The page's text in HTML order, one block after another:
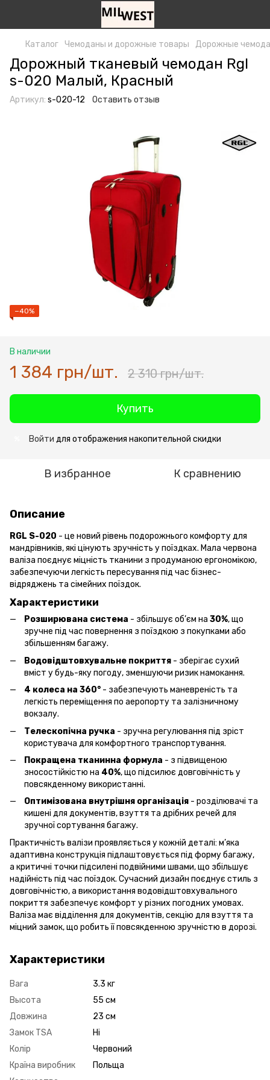
Каталог Чемоданы и дорожные товары Дорожные
Дорожный тканевый чемодан Rgl
s-020 Малый, Красный
Артикул: s-020-12 Оставить отзыв
−40%
В наличии
1 384 грн/шт. 2 310 грн/шт.
Купить
Войти для отображения накопительной скидки
В избранное К сравнению
Описание
RGL S-020 - це новий рівень подорожнього комфорту для
мандрівників, які цінують зручність у поїздках. Мала червона
валіза поєднує міцність тканини з продуманою ергономікою,
забезпечуючи легкість пересування під час бізнес-
відряджень та сімейних поїздок.
Характеристики
Розширювана система - збільшує об’єм на 30%, що
зручне під час повернення з поїздкою з покупками або
збільшенням багажу.
Водовідштовхувальне покриття - зберігає сухий
вміст у будь-яку погоду, зменшуючи ризик намокання.
4 колеса на 360° - забезпечують маневреність та
легкість переміщення по аеропорту та залізничному
вокзалу.
Телескопічна ручка - зручна регулювання під зріст
користувача для комфортного транспортування.
Покращена тканинна формула - з підвищеною
зносостійкістю на 40%, що підсилює довговічність у
повсякденному використанні.
Оптимізована внутрішня організація - розділювачі та
кишені для документів, взуття та дрібних речей для
зручної сортування багажу.
Практичність валізи проявляється у кожній деталі: м’яка
адаптивна конструкція підлаштовується під форму багажу,
а критичні точки підсилені подвійними швами, що збільшує
надійність під час поїздок. Сучасний дизайн поєднує стиль з
довговічністю, а використання водовідштовхувального
покриття забезпечує комфорт у різних погодних умовах.
Валіза має відділення для документів, секцію для взуття та
міцний замок, що робить її повсякденною зручністю в дорозі.
Характеристики
Вага
3.3 кг
Высота
55 см
Довжина
23 см
Замок TSA
Ні
Колір
Червоний
Країна виробник
Польща